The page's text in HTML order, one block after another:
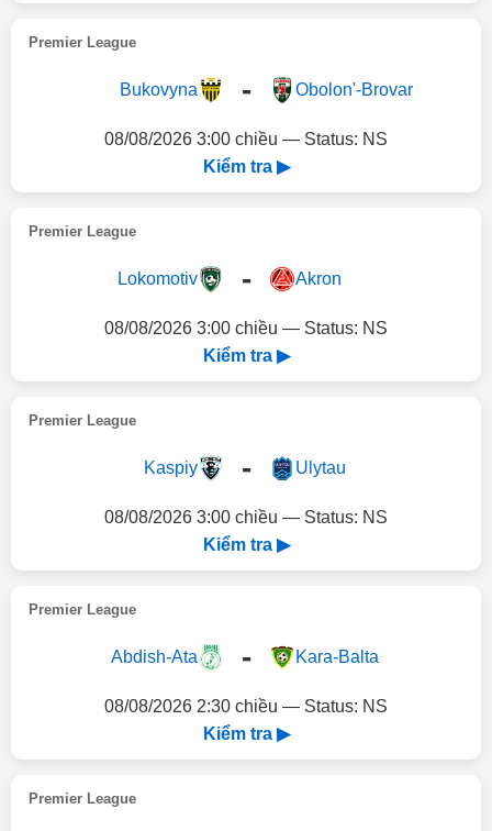
Premier League
Bukovyna - Obolon'-Brovar
08/08/2026 3:00 chiều — Status: NS
Kiểm tra ▶
Premier League
Lokomotiv - Akron
08/08/2026 3:00 chiều — Status: NS
Kiểm tra ▶
Premier League
Kaspiy - Ulytau
08/08/2026 3:00 chiều — Status: NS
Kiểm tra ▶
Premier League
Abdish-Ata - Kara-Balta
08/08/2026 2:30 chiều — Status: NS
Kiểm tra ▶
Premier League